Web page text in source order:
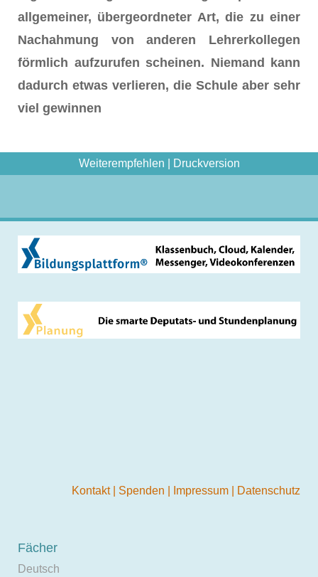
allgemeiner, übergeordneter Art, die zu einer
Nachahmung von anderen Lehrerkollegen
förmlich aufzurufen scheinen. Niemand kann
dadurch etwas verlieren, die Schule aber sehr
viel gewinnen
Weiterempfehlen Druckversion
Kontakt Spenden Impressum Datenschutz
Fächer
Deutsch